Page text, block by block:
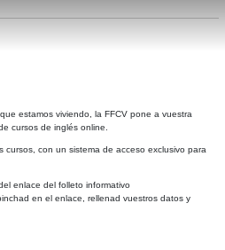
estamos viviendo, la FFCV pone a vuestra
cursos de inglés online.
cursos, con un sistema de acceso exclusivo para
enlace del folleto informativo
en el enlace, rellenad vuestros datos y